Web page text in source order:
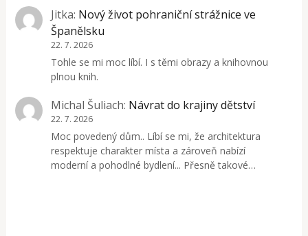
Jitka: Nový život pohraniční strážnice ve
Španělsku
22. 7. 2026
Tohle se mi moc líbí. I s těmi obrazy a knihovnou
plnou knih.
Michal Šuliach: Návrat do krajiny dětství
22. 7. 2026
Moc povedený dům.. Líbí se mi, že architektura
respektuje charakter místa a zároveň nabízí
moderní a pohodlné bydlení... Přesně takové…